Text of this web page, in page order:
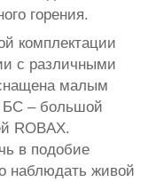
горения.
комплектации
с различными
малым
БС – большой
ROBAX.
в подобие
наблюдать живой